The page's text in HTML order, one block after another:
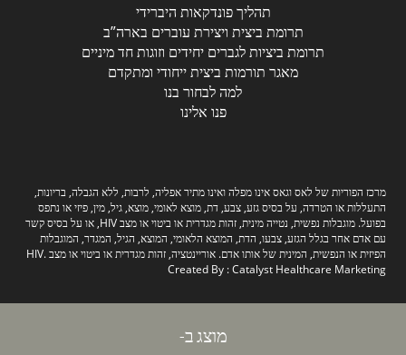
תהליך פונדקאות היברידי
תרומת ביצית ויצירת עוברים בארה”ב
תרומת ביציות לגברים יחידים וזוגות חד מיניים
מאגר תורמות ביצית ייחודי ומתקדם
למה לבחור בנו
פנו אלינו
מרכז הפוריות של לאס וגאס אינו מפלה ואינו מתיר אפליה, לרבות, ללא הגבלה, בריונות,
התעללות או הטרדה, על בסיס גזע, צבע, דת, מוצא לאומי, מוצא, גיל, מין, פיזי או נתפס
בפועל. מוגבלות נפשית, נטייה מינית, זהות מגדרית או ביטוי או מצב HIV, או על בסיס קשר
עם אדם אחר בגלל הגזע, צבעו, הדת, המוצא הלאומי, המוצא, הגיל, המגדר, המוגבלות
הפיזית או הנפשית, המינית של אותו אדם. אוריינטציה, זהות מגדרית או ביטוי או מצב HIV.
Created By :Catalyst Healthcare Marketing
מוצג ב-